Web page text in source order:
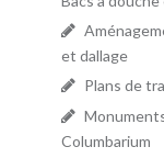
et dallage
Plans de
Columbarium